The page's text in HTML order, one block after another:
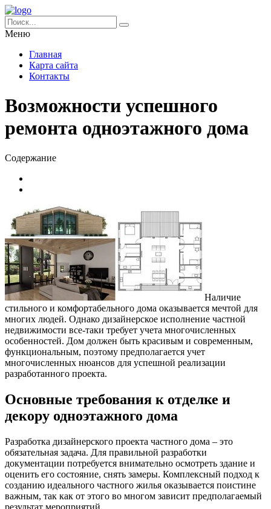
Меню
Главная
Карта сайта
Контакты
Возможности успешного
ремонта одноэтажного дома
Содержание
Наличие
стильного и комфортабельного дома оказывается мечтой для
многих людей. Однако дизайнерское исполнение частной
недвижимости все-таки требует учета многочисленных
особенностей. Дом должен быть красивым и современным,
функциональным, поэтому предполагается учет
многочисленных нюансов для успешной реализации
разработанного проекта.
Основные требования к отделке и
декору одноэтажного дома
Разработка дизайнерского проекта частного дома – это
обязательная задача. Для правильной разработки
документации потребуется внимательно осмотреть здание и
оценить его состояние, снять замеры. Комплексный подход к
созданию идеального частного жилья оказывается поистине
важным, так как от этого во многом зависит предполагаемый
результат мероприятий.